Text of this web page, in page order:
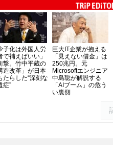
子化は外国人労
で補えばいい」
撃。竹中平蔵の
造改革」が日本
たらした“深刻な
症”
巨大IT企業が抱える
「見えない借金」は
250兆円。元
Microsoftエンジニア
中島聡が解説する
「AIブーム」の危う
い裏側